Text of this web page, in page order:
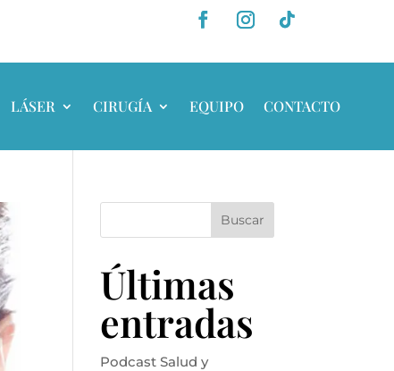
LÁSER CIRUGÍA EQUIPO CONTACTO
Buscar
Últimas
entradas
Podcast Salud y